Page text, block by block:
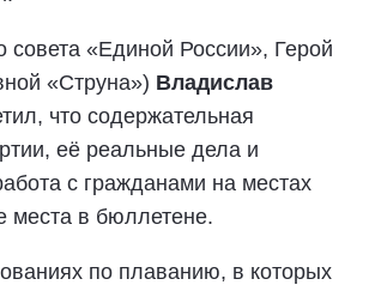
«Единой России», Герой
«Струна») Владислав
что содержательная
её реальные дела и
с гражданами на местах
места в бюллетене.
по плаванию, в которых